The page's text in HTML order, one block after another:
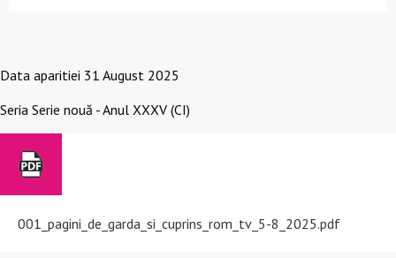
Data aparitiei 31 August 2025
Seria Serie nouă - Anul XXXV (CI)
001_pagini_de_garda_si_cuprins_rom_tv_5-8_2025.pdf